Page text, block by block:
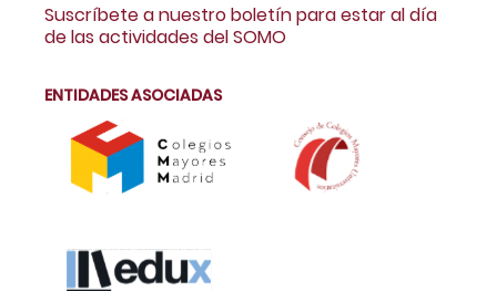
Suscríbete a nuestro boletín para estar al día
de las actividades del SOMO
ENTIDADES ASOCIADAS